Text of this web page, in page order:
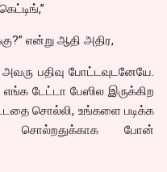
என்று ஆதி அதிர,
பதிவு போட்டவுடனேயே.
டேட்டா பேஸில இருக்கிற
சொல்லி, உங்களை படிக்க
சொல்றதுக்காக போன்